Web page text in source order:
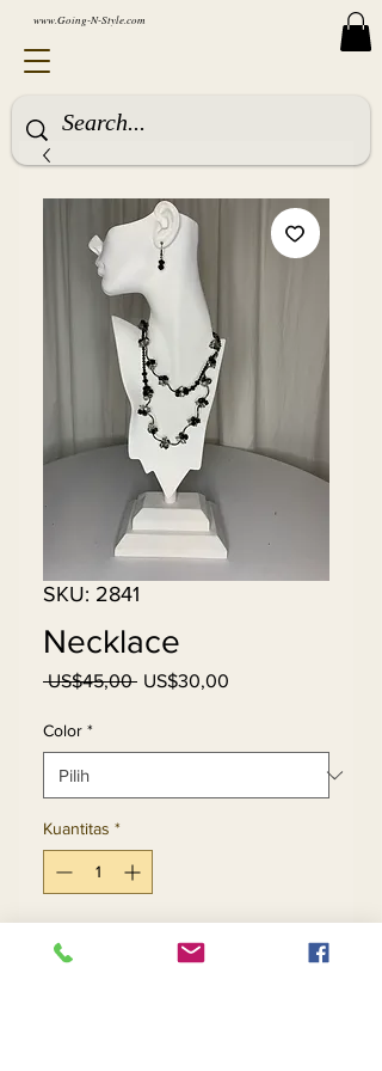
www.Going-N-Style.com
SKU: 2841
Necklace
US$45,00 Harga
US$30,00
Color *
Kuantitas *
Tambah ke Keranjang